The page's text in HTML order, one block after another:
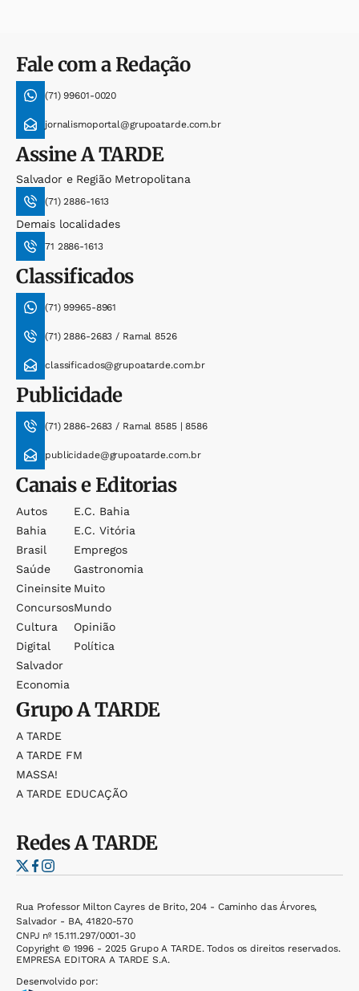
Fale com a Redação
(71) 99601-0020
jornalismoportal@grupoatarde.com.br
AssineA TARDE
Salvador e Região Metropolitana
(71) 2886-1613
Demais localidades
71 2886-1613
Classificados
(71) 99965-8961
(71) 2886-2683 / Ramal 8526
classificados@grupoatarde.com.br
Publicidade
(71) 2886-2683 / Ramal 8585 | 8586
publicidade@grupoatarde.com.br
Canais e Editorias
Autos
Bahia
Brasil
Saúde
Cineinsite
Concursos
Cultura
Digital
Salvador
Economia
E.c. Bahia
E.c. Vitória
Empregos
Gastronomia
Muito
Mundo
Opinião
Política
GrupoA TARDE
A TARDE
A TARDE FM
MASSA!
A TARDE EDUCAÇÃO
RedesA TARDE
Rua Professor Milton Cayres de Brito, 204 - Caminho das Árvores,
Salvador - BA, 41820-570
CNPJ nº 15.111.297/0001-30
Copyright © 1996 - 2025 Grupo A TARDE. Todos os direitos reservados.
EMPRESA EDITORA A TARDE S.A.
Desenvolvido por: